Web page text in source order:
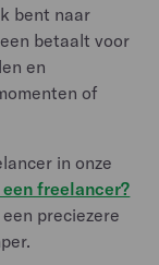
bent naar
betaalt voor
en
of
in onze
freelancer?
preciezere